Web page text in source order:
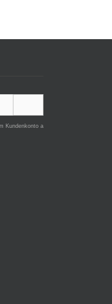
Kundenkonto a